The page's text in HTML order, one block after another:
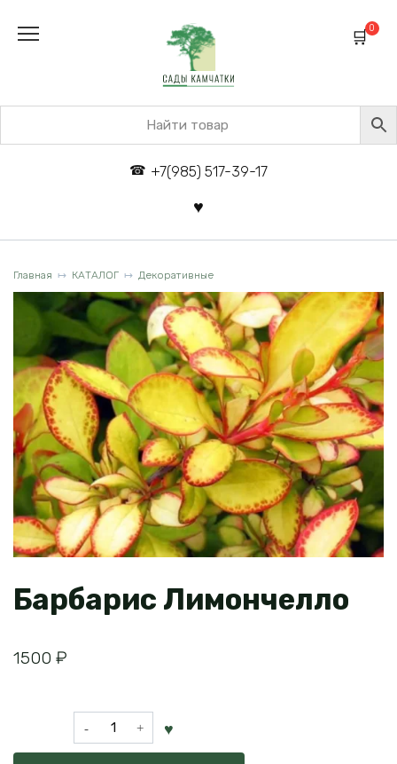
+7(985) 517-39-17
0
Главная КАТАЛОГ Декоративные
Барбарис Лимончелло
1500 ₽
Количество
товара